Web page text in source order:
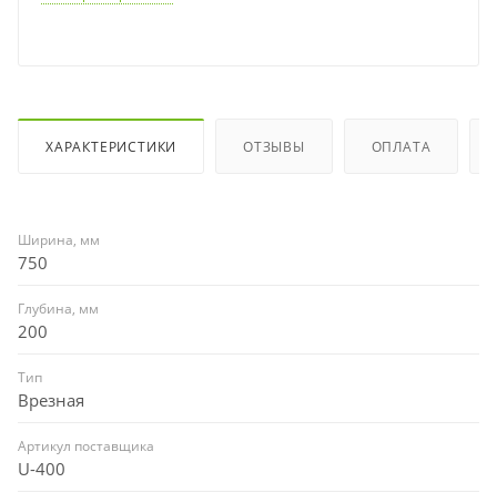
ХАРАКТЕРИСТИКИ ОТЗЫВЫ ОПЛАТА
Ширина, мм
750
Глубина, мм
200
Тип
Врезная
Артикул поставщика
U-400